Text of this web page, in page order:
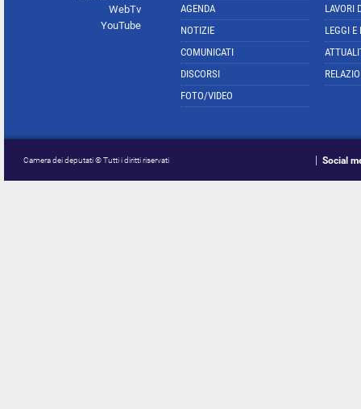
WebTv
YouTube
AGENDA
NOTIZIE
COMUNICATI
DISCORSI
FOTO/VIDEO
LAVORI
LEGGI E
Camera dei deputati © Tutti i diritti riservati Social